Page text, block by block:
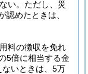
い。 ただし、災
認めたときは、
料の徴収を免れ
5倍に相当する金
いときは、5万